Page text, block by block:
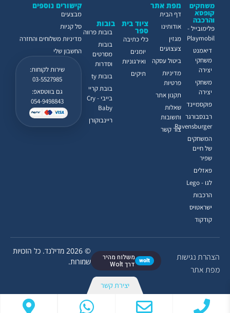
הצהרת נגישות
מפת אתר
wolt משלוח מהיר
דרך Wolt
© 2026 מדילנד. כל הזכויות
שמורות.
קישורים נוספים
מבצעים
סל קניות
מדיניות משלוחים והחזרה
החשבון שלי
שירות לקוחות:
03-5527985
גם בווטסאפ:
054-9498843
ציוד בית
ספר
כלי כתיבה
יומנים
ואירגוניות
תיקים
בובות
בובות פרווה
בובות
מסרטים
וסדרות
בובות ty
בובת קריי
בייבי - Cry
Baby
ריינבוקורן
משחקים
קופסא
והרכבה
פלימובייל -
Playmobil
דיאמנט
משחקי
יצירה
משחקי
יצירה
פוקסמיינד
רבנסבורגר
Ravensburger
המשחקים
של חיים
שפיר
פאזלים
לגו - Lego
הרכבות
ישראטויס
קודקוד
מפת אתר
דף הבית
אודותינו
מגזין
צעצועים
ביטול עסקה
מדיניות
פרטיות
תקנון אתר
שאלות
ותשובות
צור קשר
יצירת קשר